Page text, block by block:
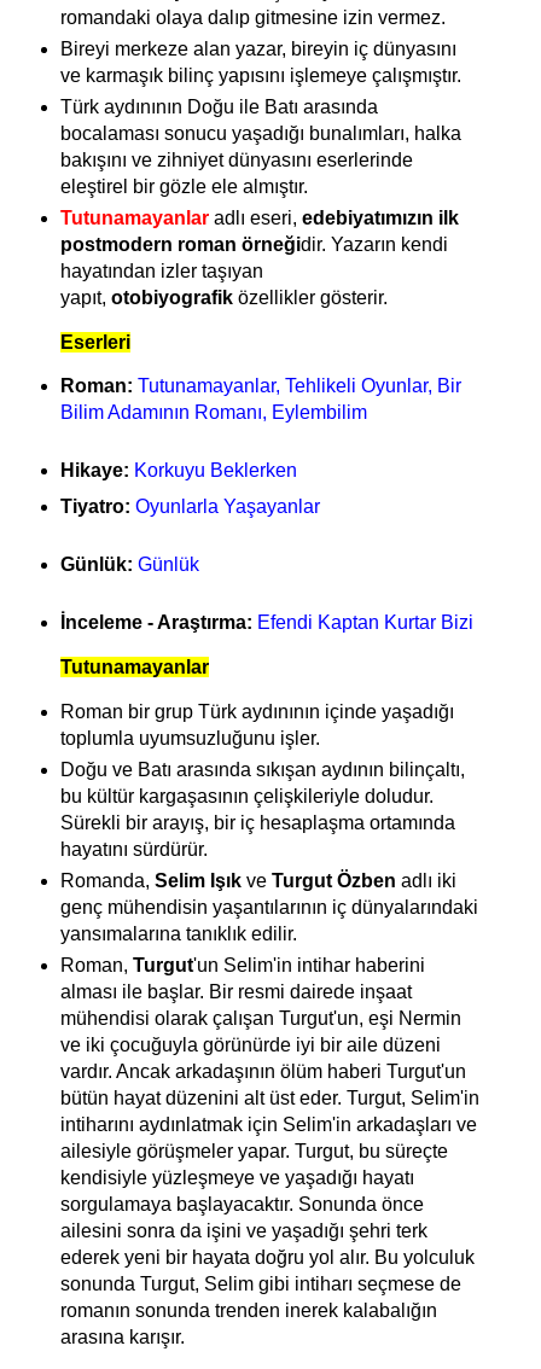
romandaki olaya dalıp gitmesine izin vermez.
Bireyi merkeze alan yazar, bireyin iç dünyasını
ve karmaşık bilinç yapısını işlemeye çalışmıştır.
Türk aydınının Doğu ile Batı arasında
bocalaması sonucu yaşadığı bunalımları, halka
bakışını ve zihniyet dünyasını eserlerinde
eleştirel bir gözle ele almıştır.
Tutunamayanlar adlı eseri, edebiyatımızın ilk
postmodern roman örneğidir. Yazarın kendi
hayatından izler taşıyan
yapıt, otobiyografik özellikler gösterir.
Eserleri
Roman: Tutunamayanlar, Tehlikeli Oyunlar, Bir
Bilim Adamının Romanı, Eylembilim
Hikaye: Korkuyu Beklerken
Tiyatro: Oyunlarla Yaşayanlar
Günlük: Günlük
İnceleme - Araştırma: Efendi Kaptan Kurtar Bizi
Tutunamayanlar
Roman bir grup Türk aydınının içinde yaşadığı
toplumla uyumsuzluğunu işler.
Doğu ve Batı arasında sıkışan aydının bilinçaltı,
bu kültür kargaşasının çelişkileriyle doludur.
Sürekli bir arayış, bir iç hesaplaşma ortamında
hayatını sürdürür.
Romanda, Selim Işıkve Turgut Özben adlı iki
genç mühendisin yaşantılarının iç dünyalarındaki
yansımalarına tanıklık edilir.
Roman, Turgut'un Selim'in intihar haberini
alması ile başlar. Bir resmi dairede inşaat
mühendisi olarak çalışan Turgut'un, eşi Nermin
ve iki çocuğuyla görünürde iyi bir aile düzeni
vardır. Ancak arkadaşının ölüm haberi Turgut'un
bütün hayat düzenini alt üst eder. Turgut, Selim'in
intiharını aydınlatmak için Selim'in arkadaşları ve
ailesiyle görüşmeler yapar. Turgut, bu süreçte
kendisiyle yüzleşmeye ve yaşadığı hayatı
sorgulamaya başlayacaktır. Sonunda önce
ailesini sonra da işini ve yaşadığı şehri terk
ederek yeni bir hayata doğru yol alır. Bu yolculuk
sonunda Turgut, Selim gibi intiharı seçmese de
romanın sonunda trenden inerek kalabalığın
arasına karışır.